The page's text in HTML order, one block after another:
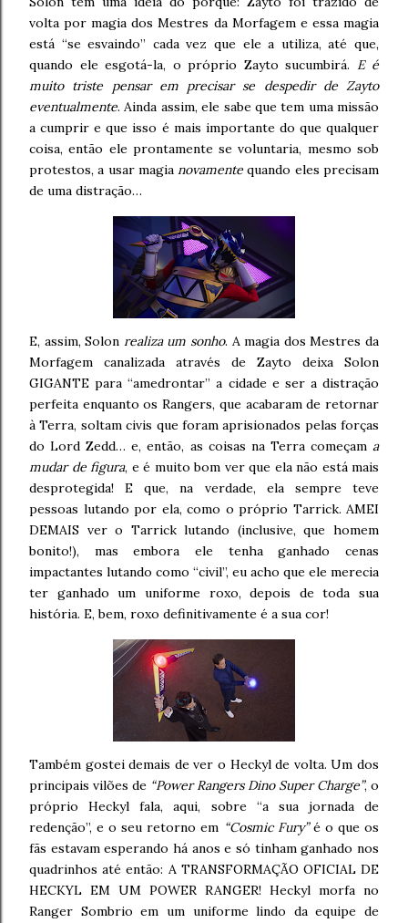
volta por magia dos Mestres da Morfagem e essa magia
está “se esvaindo” cada vez que ele a utiliza, até que,
quando ele esgotá-la, o próprio Zayto sucumbirá. E é
muito triste pensar em precisar se despedir de Zayto
eventualmente. Ainda assim, ele sabe que tem uma missão
a cumprir e que isso é mais importante do que qualquer
coisa, então ele prontamente se voluntaria, mesmo sob
protestos, a usar magianovamente quando eles precisam
de uma distração…
E, assim, Solon realiza um sonho. A magia dos Mestres da
Morfagem canalizada através de Zayto deixa Solon
GIGANTE para “amedrontar” a cidade e ser a distração
perfeita enquanto os Rangers, que acabaram de retornar
à Terra, soltam civis que foram aprisionados pelas forças
do Lord Zedd… e, então, as coisas na Terra começam a
mudar de figura, e é muito bom ver que ela não está mais
desprotegida! E que, na verdade, ela sempre teve
pessoas lutando por ela, como o próprio Tarrick. AMEI
DEMAIS ver o Tarrick lutando (inclusive, que homem
bonito!), mas embora ele tenha ganhado cenas
impactantes lutando como “civil”, eu acho que ele merecia
ter ganhado um uniforme roxo, depois de toda sua
história. E, bem, roxo definitivamente é a sua cor!
Também gostei demais de ver o Heckyl de volta. Um dos
principais vilões de “Power Rangers Dino Super Charge”, o
próprio Heckyl fala, aqui, sobre “a sua jornada de
redenção”, e o seu retorno em “Cosmic Fury”é o que os
fãs estavam esperando há anos e só tinham ganhado nos
quadrinhos até então: A TRANSFORMAÇÃO OFICIAL DE
HECKYL EM UM POWER RANGER! Heckyl morfa no
Ranger Sombrio em um uniforme lindo da equipe de